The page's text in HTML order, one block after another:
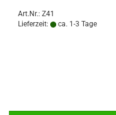
Art.Nr.: Z41
Lieferzeit:
ca. 1-3 Tage